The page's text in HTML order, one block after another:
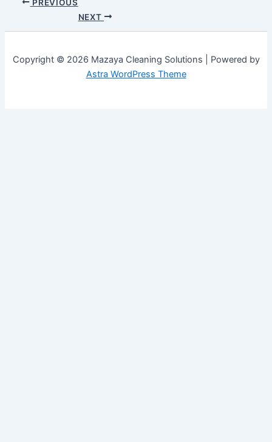
PREVIOUS
NEXT
Copyright © 2026 Mazaya Cleaning Solutions | Powered by
Astra WordPress Theme